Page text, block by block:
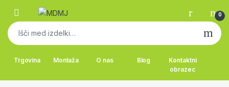
Skip to navigation
Skip to content
0
Išči:
Trgovina Montaža O nas Blog
Kontaktni
obrazec